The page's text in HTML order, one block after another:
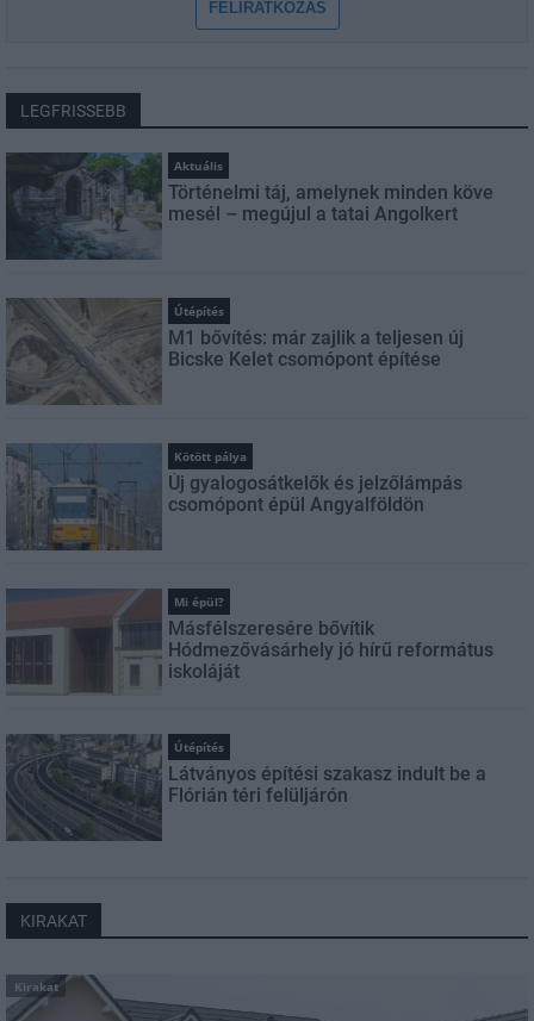
FELIRATKOZÁS
LEGFRISSEBB
Aktuális
Történelmi táj, amelynek minden köve
mesél – megújul a tatai Angolkert
Útépítés
M1 bővítés: már zajlik a teljesen új
Bicske Kelet csomópont építése
Kötött pálya
Új gyalogosátkelők és jelzőlámpás
csomópont épül Angyalföldön
Mi épül?
Másfélszeresére bővítik
Hódmezővásárhely jó hírű református
iskoláját
Útépítés
Látványos építési szakasz indult be a
Flórián téri felüljárón
KIRAKAT
Kirakat